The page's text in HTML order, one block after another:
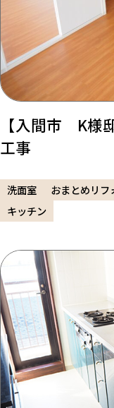
【入間市 K様
工事
洗面室 おまとめリフ
キッチン